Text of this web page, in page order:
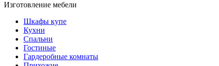
Изготовление мебели
Шкафы купе
Кухни
Спальни
Гостиные
Гардеробные комнаты